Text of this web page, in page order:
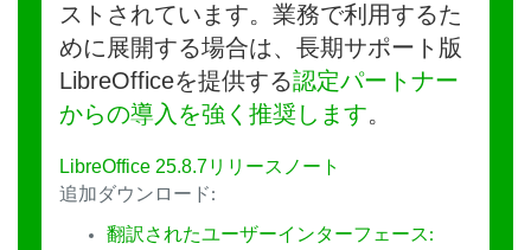
ストされています。業務で利用するた
めに展開する場合は、長期サポート版
LibreOfficeを提供する認定パートナー
からの導入を強く推奨します。
LibreOffice 25.8.7リリースノート
追加ダウンロード:
翻訳されたユーザーインターフェース: